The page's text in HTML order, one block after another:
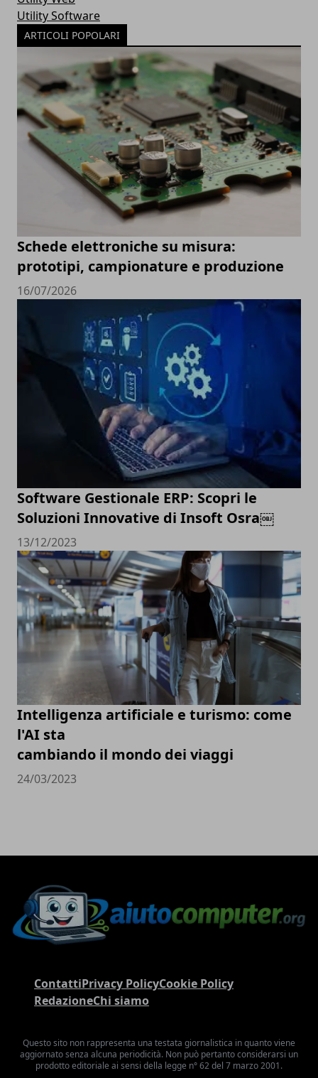
Utility Software
ARTICOLI POPOLARI
Schede elettroniche su misura:
prototipi, campionature e produzione
16/07/2026
Software Gestionale ERP: Scopri le
Soluzioni Innovative di Insoft Osra￼
13/12/2023
Intelligenza artificiale e turismo: come
l'AI sta
cambiando il mondo dei viaggi
24/03/2023
ContattiPrivacy PolicyCookie Policy
RedazioneChi siamo
Questo sito non rappresenta una testata giornalistica in quanto viene
aggiornato senza alcuna periodicità. Non può pertanto considerarsi un
prodotto editoriale ai sensi della legge n° 62 del 7 marzo 2001.